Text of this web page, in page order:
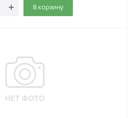
В корзину